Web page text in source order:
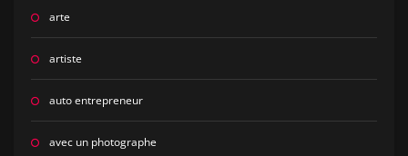
arte
artiste
auto entrepreneur
avec un photographe